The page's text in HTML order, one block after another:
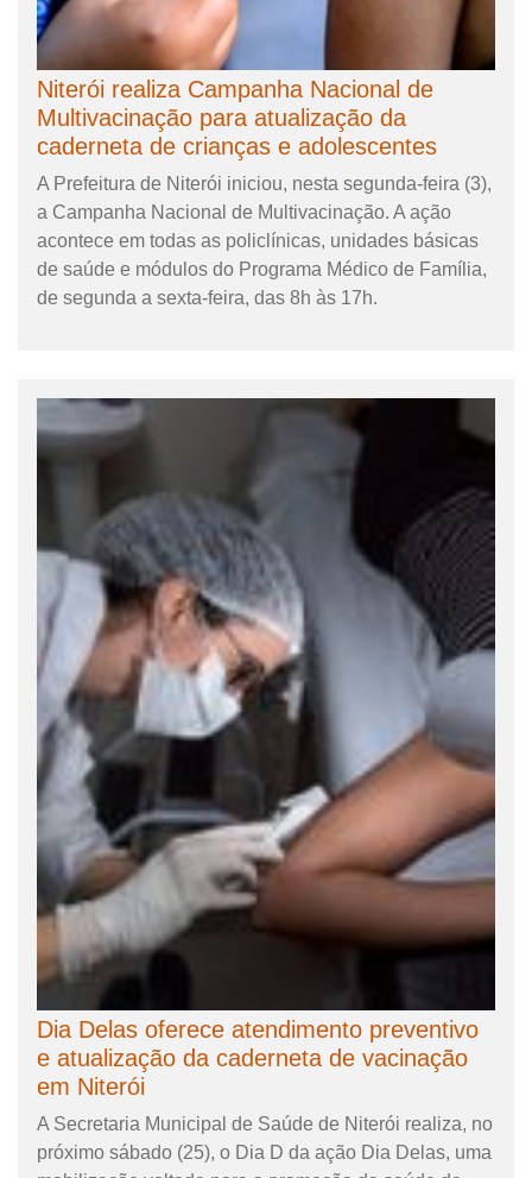
Niterói realiza Campanha Nacional de
Multivacinação para atualização da
caderneta de crianças e adolescentes
A Prefeitura de Niterói iniciou, nesta segunda-feira (3),
a Campanha Nacional de Multivacinação. A ação
acontece em todas as policlínicas, unidades básicas
de saúde e módulos do Programa Médico de Família,
de segunda a sexta-feira, das 8h às 17h.
Dia Delas oferece atendimento preventivo
e atualização da caderneta de vacinação
em Niterói
A Secretaria Municipal de Saúde de Niterói realiza, no
próximo sábado (25), o Dia D da ação Dia Delas, uma